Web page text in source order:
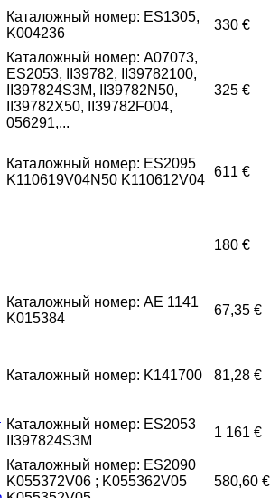
Каталожный номер: ES1305,
K004236
330 €
Каталожный номер: A07073,
ES2053, II39782, II39782100,
II397824S3M, II39782N50,
II39782X50, II39782F004,
056291,...
325 €
Каталожный номер: ES2095
K110619V04N50 K110612V04
611 €
180 €
Каталожный номер: AE 1141
K015384
67,35 €
Каталожный номер: K141700 81,28 €
Каталожный номер: ES2053
II397824S3M
1 161 €
Каталожный номер: ES2090
K055372V06 ; K055362V05
580,60 €